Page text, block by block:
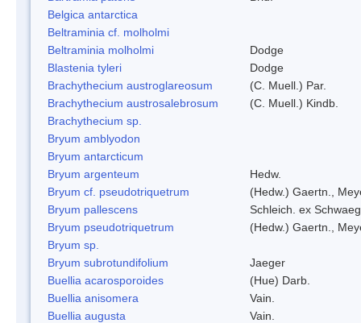
Belgica antarctica
Beltraminia cf. molholmi
Beltraminia molholmi
Dodge
Blastenia tyleri
Dodge
Brachythecium austroglareosum
(C. Muell.) Par.
Brachythecium austrosalebrosum
(C. Muell.) Kindb.
Brachythecium sp.
Bryum amblyodon
Bryum antarcticum
Bryum argenteum
Hedw.
Bryum cf. pseudotriquetrum
(Hedw.) Gaertn.,
Bryum pallescens
Schleich. ex
Bryum pseudotriquetrum
(Hedw.) Gaertn.,
Bryum sp.
Bryum subrotundifolium
Jaeger
Buellia acarosporoides
(Hue) Darb.
Buellia anisomera
Vain.
Buellia augusta
Vain.